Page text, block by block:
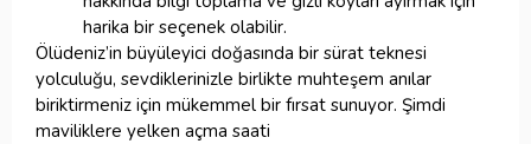
harika bir seçenek olabilir.
Ölüdeniz’in büyüleyici doğasında bir sürat teknesi
yolculuğu, sevdiklerinizle birlikte muhteşem anılar
biriktirmeniz için mükemmel bir fırsat sunuyor. Şimdi
maviliklere yelken açma saati